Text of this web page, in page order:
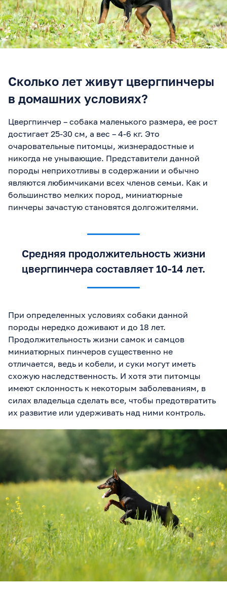
Сколько лет живут цвергпинчеры
в домашних условиях?
Цвергпинчер – собака маленького размера, ее рост
достигает 25-30 см, а вес – 4-6 кг. Это
очаровательные питомцы, жизнерадостные и
никогда не унывающие. Представители данной
породы неприхотливы в содержании и обычно
являются любимчиками всех членов семьи. Как и
большинство мелких пород, миниатюрные
пинчеры зачастую становятся долгожителями.
Средняя продолжительность жизни
цвергпинчера составляет 10-14 лет.
При определенных условиях собаки данной
породы нередко доживают и до 18 лет.
Продолжительность жизни самок и самцов
миниатюрных пинчеров существенно не
отличается, ведь и кобели, и суки могут иметь
схожую наследственность. И хотя эти питомцы
имеют склонность к некоторым заболеваниям, в
силах владельца сделать все, чтобы предотвратить
их развитие или удерживать над ними контроль.